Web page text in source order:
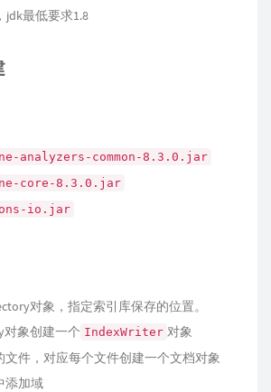
jdk最低要求1.8
analyzers-common-8.3.0.jar
core-8.3.0.jar
io.jar
对象，指定索引库保存的位置。
对象创建一个 IndexWriter 对象
文件，对应每个文件创建一个文档对象
添加域